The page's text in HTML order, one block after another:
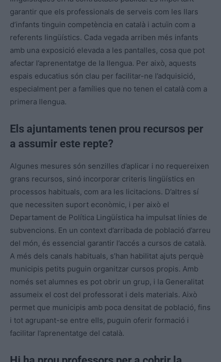
garantir que els professionals de serveis com les llars
d’infants tinguin competència en català i actuïn com a
referents lingüístics. Cada vegada arriben més infants
amb una exposició elevada a les pantalles, cosa que pot
afectar l’aprenentatge de la llengua. Per això, aquests
espais educatius són clau per facilitar-ne l’adquisició,
especialment per a famílies que no tenen el català com a
primera llengua.
Els ajuntaments tenen prou recursos per
a assumir este repte?
Algunes mesures són senzilles d’aplicar i no requereixen
grans recursos, sinó incorporar criteris lingüístics en
processos habituals, com ara les licitacions. D’altres sí
que necessiten suport econòmic, i per això el
Departament de Política Lingüística ha impulsat línies de
subvencions. En un context d’arribada de població d’arreu
del món, és essencial garantir l’accés a cursos de català.
A més dels canals habituals, s’han habilitat ajuts perquè
municipis petits puguin organitzar cursos propis. Amb
només set alumnes es pot obrir un grup, i la Generalitat
assumeix el cost del professorat i dels materials. Això
permet que municipis amb poca densitat de població, fins
i tot agrupant-se entre ells, puguin oferir formació i
facilitar l’aprenentatge del català.